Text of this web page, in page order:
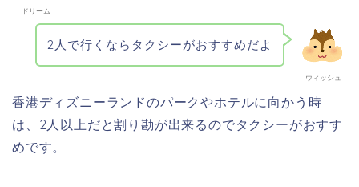
ドリーム
ウィッシュ
2人で行くならタクシーがおすすめだよ
香港ディズニーランドのパークやホテルに向かう時
は、2人以上だと割り勘が出来るのでタクシーがおすす
めです。